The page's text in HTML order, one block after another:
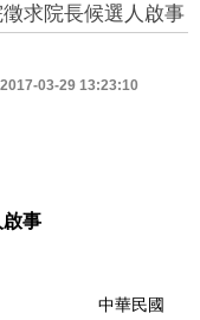
求院長候選人啟事
03-29 13:23:10
啟事
國